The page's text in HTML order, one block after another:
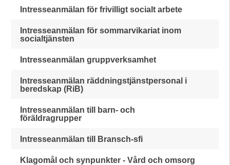
Intresseanmälan för frivilligt socialt arbete
Intresseanmälan för sommarvikariat inom
socialtjänsten
Intresseanmälan gruppverksamhet
Intresseanmälan räddningstjänstpersonal i
beredskap (RiB)
Intresseanmälan till barn- och
föräldragrupper
Intresseanmälan till Bransch-sfi
Klagomål och synpunkter - Vård och omsorg